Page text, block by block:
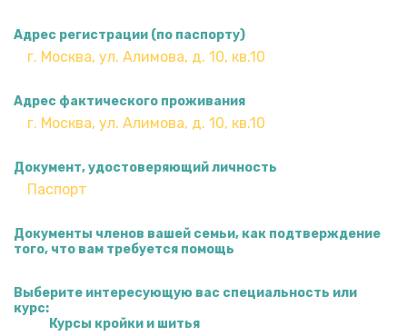
Адрес регистрации (по паспорту)
Адрес фактического проживания
Документ, удостоверяющий личность
Документы членов вашей семьи, как подтверждение
того, что вам требуется помощь
Выберите интересующую вас специальность или
курс:
Курсы кройки и шитья